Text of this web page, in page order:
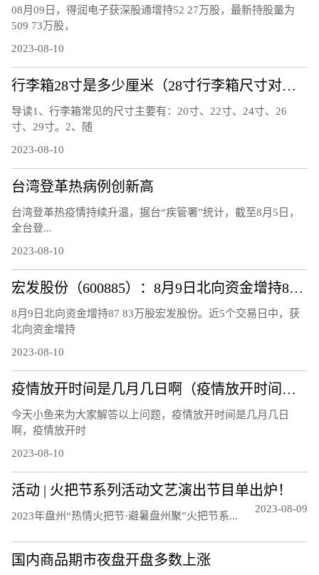
08月09日，得润电子获深股通增持52 27万股，最新持股量为
509 73万股，
2023-08-10
行李箱28寸是多少厘米（28寸行李箱尺寸对照表）
导读1、行李箱常见的尺寸主要有：20寸、22寸、24寸、26
寸、29寸。2、随
2023-08-10
台湾登革热病例创新高
台湾登革热疫情持续升温，据台“疾管署”统计，截至8月5日，
全台登...
2023-08-10
宏发股份（600885）：8月9日北向资金增持87.83万股
8月9日北向资金增持87 83万股宏发股份。近5个交易日中，获
北向资金增持
2023-08-10
疫情放开时间是几月几日啊（疫情放开时间是几月几日）
今天小鱼来为大家解答以上问题，疫情放开时间是几月几日
啊，疫情放开时
2023-08-10
活动 | 火把节系列活动文艺演出节目单出炉！
20‍‍‍‍‍‍‍‍‍23年盘州“热情火把节·避暑盘州聚”火把节系...
2023-08-09
国内商品期市夜盘开盘多数上涨